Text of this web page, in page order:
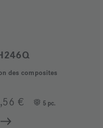
des composites
€ 5 pc.